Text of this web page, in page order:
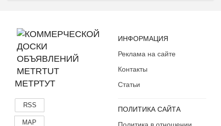
МЕТРТУТ
RSS
MAP
ИНФОРМАЦИЯ
Реклама на сайте
Контакты
Статьи
ПОЛИТИКА САЙТА